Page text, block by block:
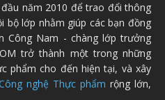
năm 2010 để trao đổi thông
bộ lớp nhằm giúp các bạn đồng
Công Nam - chàng lớp trưởng
trở thành một trong những
phẩm cho đến hiện tại, và xây
nghệ Thực phẩm rộng lớn,